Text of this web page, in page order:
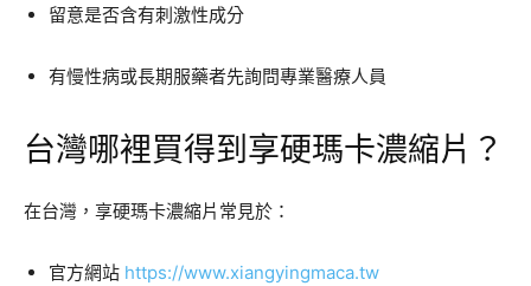
留意是否含有刺激性成分
有慢性病或長期服藥者先詢問專業醫療人員
台灣哪裡買得到享硬瑪卡濃縮片？
在台灣，享硬瑪卡濃縮片常見於：
官方網站 https://www.xiangyingmaca.tw